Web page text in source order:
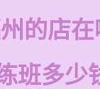
的店
班多少